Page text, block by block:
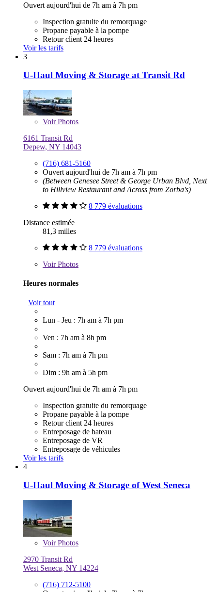
Ouvert aujourd'hui de 7h am à 7h pm
Inspection gratuite du remorquage
Propane payable à la pompe
Retour client 24 heures
Voir les tarifs
3
U-Haul Moving & Storage at Transit Rd
VoirPhotos
6161 Transit Rd
Depew, NY 14043
(716) 681-5160
Ouvert aujourd'hui de 7h am à 7h pm
(Between Genesee Street & George Urban Blvd, Next
to Hillview Restaurant and Across from Zorba's)
8 779 évaluations
Distance estimée
81,3 milles
8 779 évaluations
VoirPhotos
Heures normales
Voir tout
Lun - Jeu : 7h am à 7h pm
Ven : 7h am à 8h pm
Sam : 7h am à 7h pm
Dim : 9h am à 5h pm
Ouvert aujourd'hui de 7h am à 7h pm
Inspection gratuite du remorquage
Propane payable à la pompe
Retour client 24 heures
Entreposage de bateau
Entreposage de VR
Entreposage de véhicules
Voir les tarifs
4
U-Haul Moving & Storage of West Seneca
VoirPhotos
2970 Transit Rd
West Seneca, NY 14224
(716) 712-5100